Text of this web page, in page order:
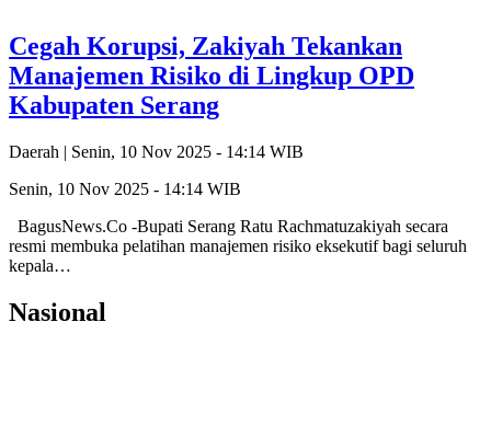
Cegah Korupsi, Zakiyah Tekankan
Manajemen Risiko di Lingkup OPD
Kabupaten Serang
Daerah | Senin, 10 Nov 2025 - 14:14 WIB
Senin, 10 Nov 2025 - 14:14 WIB
BagusNews.Co -Bupati Serang Ratu Rachmatuzakiyah secara
resmi membuka pelatihan manajemen risiko eksekutif bagi seluruh
kepala…
Nasional